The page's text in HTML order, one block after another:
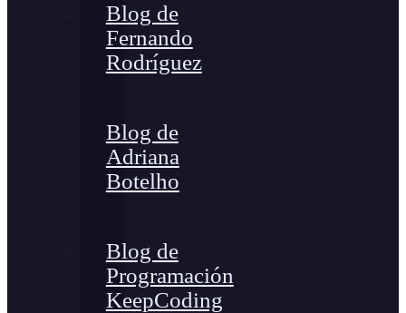
Blog de
Fernando
Rodríguez
Blog de
Adriana
Botelho
Blog de
Programación
KeepCoding